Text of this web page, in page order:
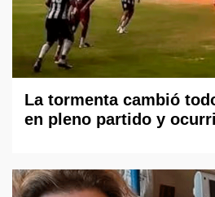
La tormenta cambió
en pleno partido y